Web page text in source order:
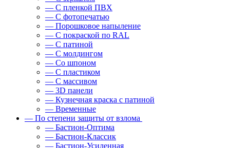
— С пленкой ПВХ
— С фотопечатью
— Порошковое напыление
— С покраской по RAL
— С патиной
— С молдингом
— Со шпоном
— С пластиком
— С массивом
— 3D панели
— Кузнечная краска с патиной
— Временные
— По степени защиты от взлома
— Бастион-Оптима
— Бастион-Классик
— Бастион-Усиленная